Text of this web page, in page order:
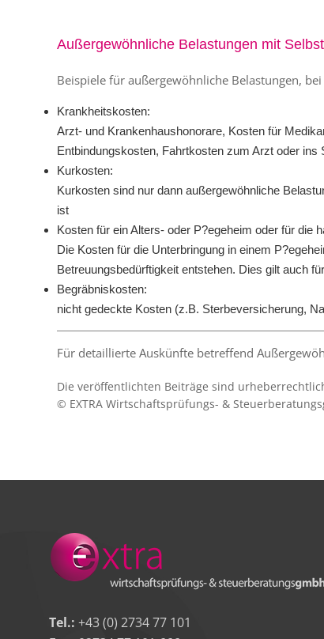
Außergewöhnliche Belastungen mit
Beispiele für außergewöhnliche Belastungen,
Krankheitskosten:
Arzt- und Krankenhaushonorare, Kosten für
Entbindungskosten, Fahrtkosten zum Arzt oder ins
Kurkosten:
Kurkosten sind nur dann außergewöhnliche
ist
Kosten für ein Alters- oder P?egeheim oder für die
Die Kosten für die Unterbringung in einem
Betreuungsbedürftigkeit entstehen. Dies gilt auch
Begräbniskosten:
nicht gedeckte Kosten (z.B. Sterbeversicherung,
Für detaillierte Auskünfte betreffend
Die veröffentlichten Beiträge sind
© EXTRA Wirtschaftsprüfungs- &
Tel.: +43 (0) 2734 77 101